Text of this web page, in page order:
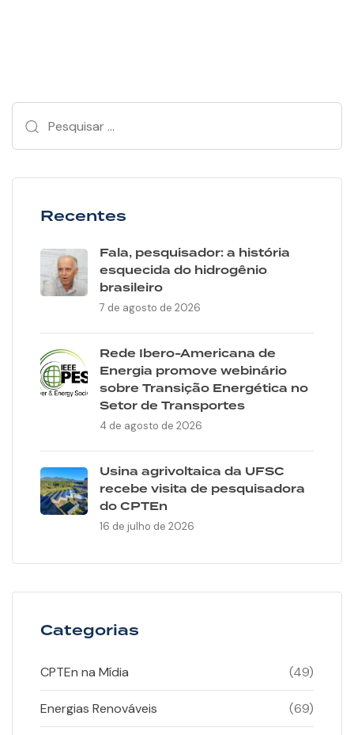
Recentes
Fala, pesquisador: a história
esquecida do hidrogênio
brasileiro
7 de agosto de 2026
Rede Ibero-Americana de
Energia promove webinário
sobre Transição Energética no
Setor de Transportes
4 de agosto de 2026
Usina agrivoltaica da UFSC
recebe visita de pesquisadora
do CPTEn
16 de julho de 2026
Categorias
CPTEn na Mídia (49)
Energias Renováveis (69)